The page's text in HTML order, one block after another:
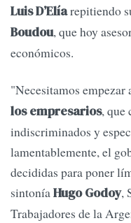
Luis D’Elíarepitiendo
Boudou, que hoy
económicos.
"Necesitamos empezar
los empresarios, que
indiscriminados y
lamentablemente, el
decididas para poner
sintoníaHugo Godoy,
Trabajadores de la